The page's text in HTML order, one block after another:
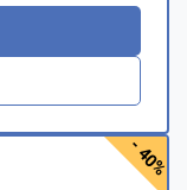
- 40%